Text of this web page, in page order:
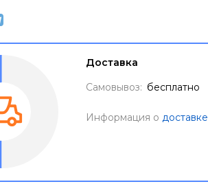
Доставка
Самовывоз: бесплатно
Информация о доставке